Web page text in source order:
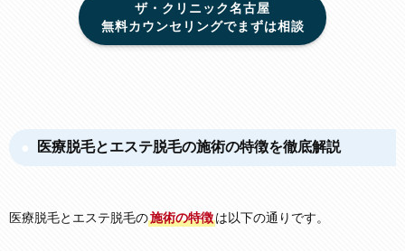
ザ・クリニック名古屋
無料カウンセリングでまずは相談
医療脱毛とエステ脱毛の施術の特徴を徹底解説
医療脱毛とエステ脱毛の施術の特徴 は以下の通りです。